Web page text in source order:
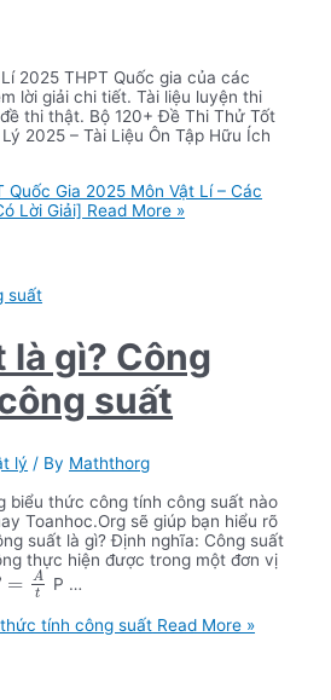
2025 THPT Quốc gia của các
lời giải chi tiết. Tài liệu luyện thi
thi thật. Bộ 120+ Đề Thi Thử Tốt
2025 – Tài Liệu Ôn Tập Hữu Ích
Gia 2025 Môn Vật Lí – Các
Lời Giải] Read More »
là gì? Công
suất
lý / By Maththorg
biểu thức công tính công suất nào
Toanhoc.Org sẽ giúp bạn hiểu rõ
suất là gì? Định nghĩa: Công suất
thực hiện được trong một đơn vị
=
A
t
P …
tính công suất Read More »